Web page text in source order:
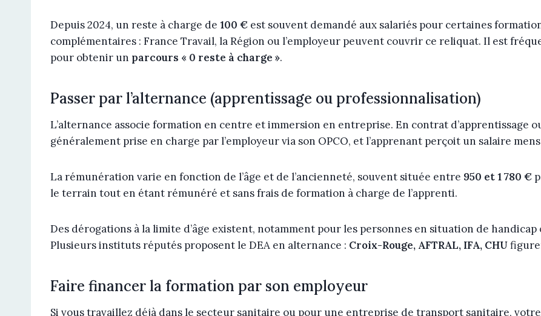
Depuis 2024, un reste à charge de 100 € est souvent demandé aux salariés pour certaines
complémentaires : France Travail, la Région ou l’employeur peuvent couvrir ce reliquat. Il est
pour obtenir un parcours « 0 reste à charge ».
Passer par l’alternance (apprentissage ou professionnalisation)
L’alternance associe formation en centre et immersion en entreprise. En contrat d’apprentissage
généralement prise en charge par l’employeur via son OPCO, et l’apprenant perçoit un salaire
La rémunération varie en fonction de l’âge et de l’ancienneté, souvent située entre 950 et 1 780 €
le terrain tout en étant rémunéré et sans frais de formation à charge de l’apprenti.
Des dérogations à la limite d’âge existent, notamment pour les personnes en situation de
Plusieurs instituts réputés proposent le DEA en alternance : Croix-Rouge, AFTRAL, IFA, CHU
Faire financer la formation par son employeur
Si vous travaillez déjà dans le secteur sanitaire ou pour une entreprise de transport sanitaire,